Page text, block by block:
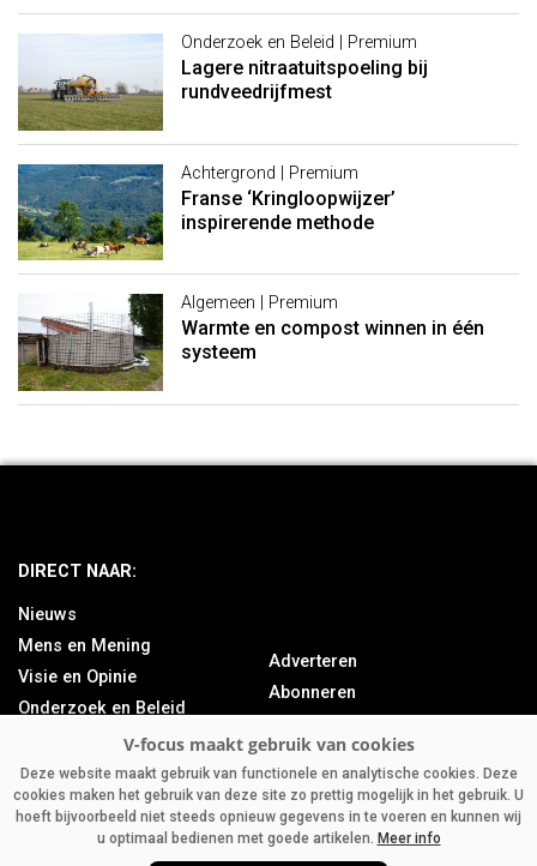
Onderzoek en Beleid | Premium
Lagere nitraatuitspoeling bij
rundveedrijfmest
Achtergrond | Premium
Franse ‘Kringloopwijzer’
inspirerende methode
Algemeen | Premium
Warmte en compost winnen in één
systeem
DIRECT NAAR:
Nieuws
Mens en Mening
Visie en Opinie
Onderzoek en Beleid
Bedrijfsnieuws
Column
Adverteren
Abonneren
Contact
Deze website maakt gebruik van functionele en analytische cookies. Deze
cookies maken het gebruik van deze site zo prettig mogelijk in het gebruik. U
hoeft bijvoorbeeld niet steeds opnieuw gegevens in te voeren en kunnen wij
u optimaal bedienen met goede artikelen. Meer info